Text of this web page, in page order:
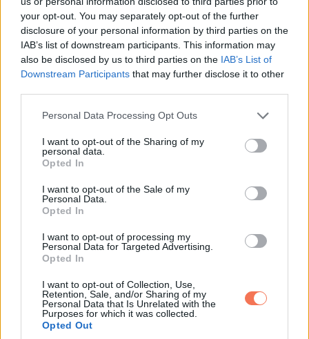
your opt-out. You may separately opt-out of the further
disclosure of your personal information by third parties on the
IAB’s list of downstream participants. This information may
also be disclosed by us to third parties on the IAB’s List of
Downstream Participants that may further disclose it to other
Please note that this website/app uses one or more Google
not limited to your visit or usage behaviour. You may click to
grant or deny consent to Google and its third-party tags to
use your data for below specified purposes in below Google
consent section.
Personal Data Processing Opt Outs
I want to opt-out of the Sharing of my
personal data.
Opted In
I want to opt-out of the Sale of my
Personal Data.
Opted In
I want to opt-out of processing my
Personal Data for Targeted Advertising.
Opted In
I want to opt-out of Collection, Use,
Retention, Sale, and/or Sharing of my
Personal Data that Is Unrelated with the
Purposes for which it was collected.
Opted Out
13. „A lányom 2 éves korában 1998-ban a bal oldalon, és az